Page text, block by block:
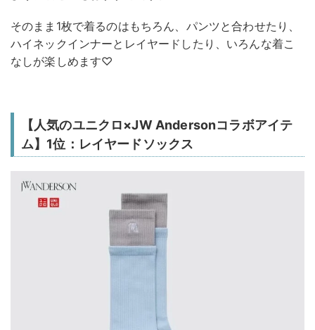
そのまま1枚で着るのはもちろん、パンツと合わせたり、
ハイネックインナーとレイヤードしたり、いろんな着こ
なしが楽しめます♡
【人気のユニクロ×JW Andersonコラボアイテ
ム】1位：レイヤードソックス